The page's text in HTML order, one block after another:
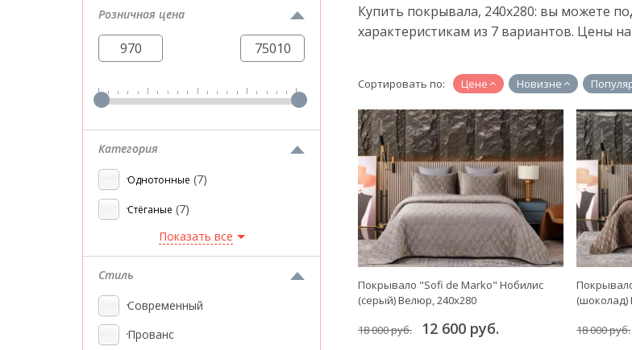
Розничная цена
Категория
Однотонные (7)
Стёганые (7)
Показать все
Стиль
Современный
Прованс
Купить покрывала, 240x280: вы можете
характеристикам из 7 вариантов. Цены
Сортировать по: Цене Новизне
Покрывало "Sofi de Marko" Нобилис
(серый) Велюр, 240х280
18 000 руб. 12 600 руб.
(шоколад)
18 000 руб.